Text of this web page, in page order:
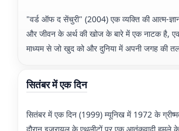
"वर्ड ऑफ द सेंचुरी" (2004) एक व्यक्ति की आत्म-
और जीवन के अर्थ की खोज के बारे में एक नाटक है,
माध्यम से जो खुद को और दुनिया में अपनी जगह की
सितंबर में एक दिन
सितंबर में एक दिन (1999) म्यूनिख में 1972 के